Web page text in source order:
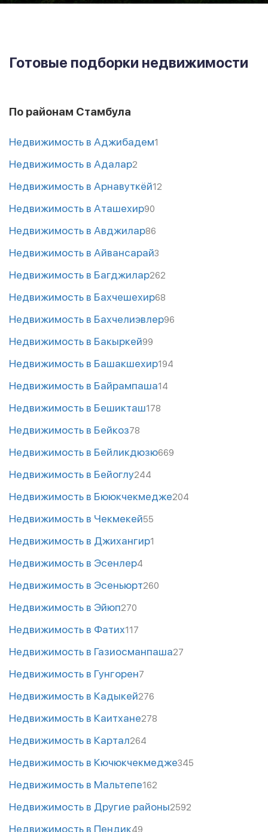
Готовые подборки недвижимости
По районам Стамбула
Недвижимость в Аджибадем1
Недвижимость в Адалар2
Недвижимость в Арнавуткёй12
Недвижимость в Аташехир90
Недвижимость в Авджилар86
Недвижимость в Айвансарай3
Недвижимость в Багджилар262
Недвижимость в Бахчешехир68
Недвижимость в Бахчелиэвлер96
Недвижимость в Бакыркей99
Недвижимость в Башакшехир194
Недвижимость в Байрампаша14
Недвижимость в Бешикташ178
Недвижимость в Бейкоз78
Недвижимость в Бейликдюзю669
Недвижимость в Бейоглу244
Недвижимость в Бююкчекмедже204
Недвижимость в Чекмекей55
Недвижимость в Джихангир1
Недвижимость в Эсенлер4
Недвижимость в Эсеньюрт260
Недвижимость в Эйюп270
Недвижимость в Фатих117
Недвижимость в Газиосманпаша27
Недвижимость в Гунгорен7
Недвижимость в Кадыкей276
Недвижимость в Каитхане278
Недвижимость в Картал264
Недвижимость в Кючюкчекмедже345
Недвижимость в Мальтепе162
Недвижимость в Другие районы2592
Недвижимость в Пендик49